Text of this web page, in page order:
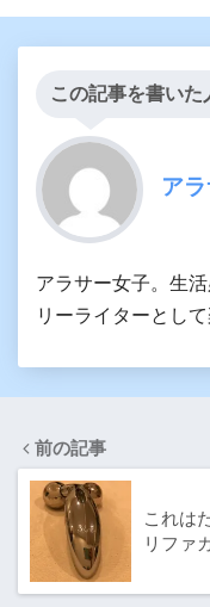
この記事を書いた
ア
アラサー女子。生
リーライターとし
前の記事
これは
リファ